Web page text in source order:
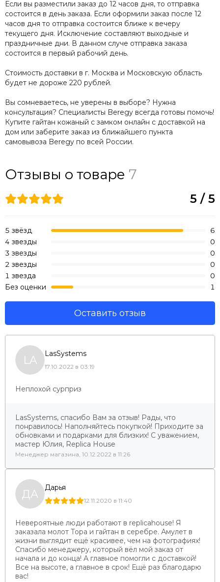
Если вы разместили заказ до 12 часов дня, то отправка
состоится в день заказа. Если оформили заказ после 12
часов дня то отправка состоится ближе к вечеру
текущего дня. Исключение составляют выходные и
праздничные дни. В данном случе отправка заказа
состоится в первый рабочий день.
Стоимость доставки в г. Москва и Московскую область
будет не дороже 220 рублей.
Вы сомневаетесь, не уверены в выборе? Нужна
консультация? Специалисты Beregy всегда готовы помочь!
Купите гайтан кожаный с замком онлайн с доставкой на
дом или заберите заказ из ближайшего пункта
самовывоза Beregy по всей России.
Отзывы о товаре 7
LA LasSystems
17.10.2022 в 03:19
Неплохой сурприз
LasSystems, спасибо Вам за отзыв! Рады, что
понравилось! Наполняйтесь покупкой! Приходите за
обновками и подарками для близких! С уважением,
мастер Юлия, Replica House
Менеджер магазина, 10.12.2022 в 11:26
ДА Дарья
12.11.2020 в 11:40
Невероятные люди работают в replicahouse! Я
заказала молот Тора и гайтан в серебре. Амулет в
жизни выглядит ещё красивее, чем на фотографиях!
Спасибо менеджеру, который вёл мой заказ от
начала и до конца! А главное помогли с доставкой!
Все на высоте, а главное в срок! Ещё раз благодарю
вас!
5 / 5
5 звёзд
6
4 звезды
0
3 звезды
0
2 звезды
0
1 звезда
0
Без оценки
1
Оставить отзыв